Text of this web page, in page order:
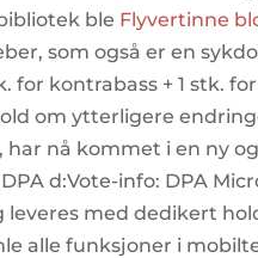
ble Flyvertinne
som også er en
kontrabass + 1 stk.
om ytterligere
nå kommet i en ny
d:Vote-info: DPA
med dedikert
alle funksjoner i